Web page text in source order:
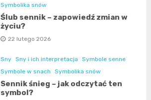
Symbolika snów
Ślub sennik – zapowiedź zmian w
życiu?
22 lutego 2026
Sny Sny i ich interpretacja
Symbole senne
Symbole w snach
Symbolika snów
Sennik śnieg – jak odczytać ten
symbol?